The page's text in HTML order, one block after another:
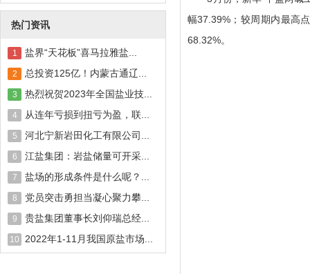
热门资讯
1 盐界“天花板”喜马拉雅盐...
2 总投资125亿！内蒙古通辽...
3 热烈祝贺2023年全国盐业技...
4 从连年亏损到扭亏为盈，联...
5 河北宁新岩田化工有限公司...
6 江盐集团：岩盐储量可开采...
7 盐场的形成条件是什么呢？...
8 党员突击勇担当凝心聚力攀...
9 贵盐集团董事长刘仰瑞总经...
10 2022年1-11月我国原盐市场...
幅37.39%；较周期内最高
68.32%。